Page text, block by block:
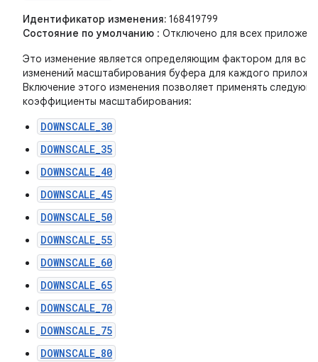
Идентификатор изменения: 168419799
Состояние по умолчанию : Отключено для всех
Это изменение является определяющим фактором для всех
изменений масштабирования буфера для каждого
Включение этого изменения позволяет применять
коэффициенты масштабирования:
DOWNSCALE_30
DOWNSCALE_35
DOWNSCALE_40
DOWNSCALE_45
DOWNSCALE_50
DOWNSCALE_55
DOWNSCALE_60
DOWNSCALE_65
DOWNSCALE_70
DOWNSCALE_75
DOWNSCALE_80